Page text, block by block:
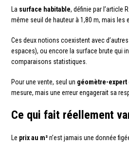
La surface habitable, définie par l’article
même seuil de hauteur à 1,80 m, mais
Ces deux notions coexistent avec
espaces), ou encore la surface brute qui
comparaisons statistiques.
Pour une vente, seul un géomètre-
mesure, mais une erreur engagerait sa
Ce qui fait réellement
Le prix au m²n’est jamais une donnée